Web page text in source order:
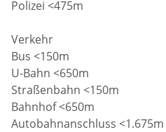
Polizei <475m
Verkehr
Bus <150m
U-Bahn <650m
Straßenbahn <150m
Bahnhof <650m
Autobahnanschluss <1.675m